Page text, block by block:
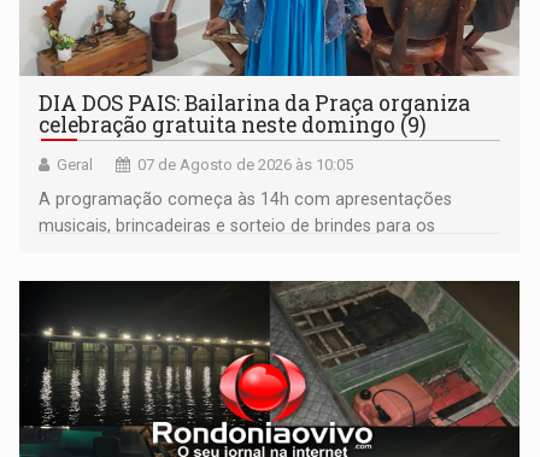
DIA DOS PAIS: Bailarina da Praça organiza
celebração gratuita neste domingo (9)
Geral 07 de Agosto de 2026 às 10:05
A programação começa às 14h com apresentações
musicais, brincadeiras e sorteio de brindes para os
bolo e canto de parabéns dedicado aos pais